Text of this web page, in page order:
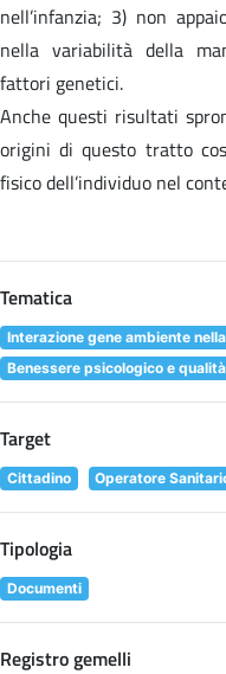
nell’infanzia; 3) non
nella variabilità della
fattori genetici.
Anche questi risultati
origini di questo tratto
fisico dell’individuo nel
Tematica
Interazione gene ambiente
Benessere psicologico e
Target
Cittadino Operatore
Tipologia
Documenti
Registro gemelli